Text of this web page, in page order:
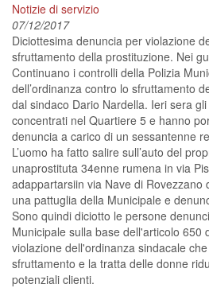
Notizie di servizio
07/12/2017
Diciottesima denuncia per violazione
sfruttamento della prostituzione. Nei
Continuano i controlli della Polizia
dell’ordinanza contro lo sfruttamento
dal sindaco Dario Nardella. Ieri sera
concentrati nel Quartiere 5 e hanno
denuncia a carico di un sessantenne
L’uomo ha fatto salire sull’auto del
unaprostituta 34enne rumena in via
adappartarsiin via Nave di Rovezzano
una pattuglia della Municipale e
Sono quindi diciotto le persone
Municipale sulla base dell'articolo 650
violazione dell'ordinanza sindacale
sfruttamento e la tratta delle donne
potenziali clienti.